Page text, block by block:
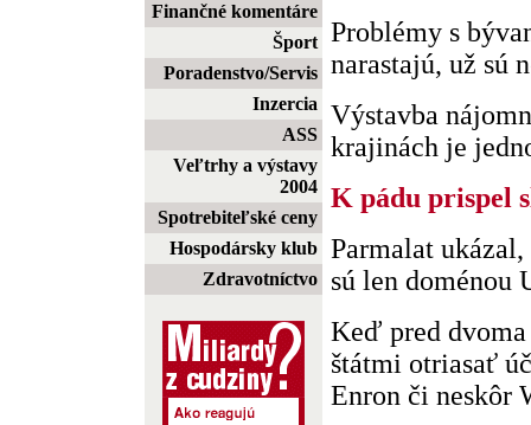
Finančné komentáre
Šport
Poradenstvo/Servis
Inzercia
ASS
Veľtrhy a výstavy
2004
Spotrebiteľské ceny
Hospodársky klub
Zdravotníctvo
Problémy s
narastajú, už sú
Výstavba
krajinách je
K pádu prispel
Parmalat
sú len doménou
Keď pred
štátmi otriasať
Enron či neskôr